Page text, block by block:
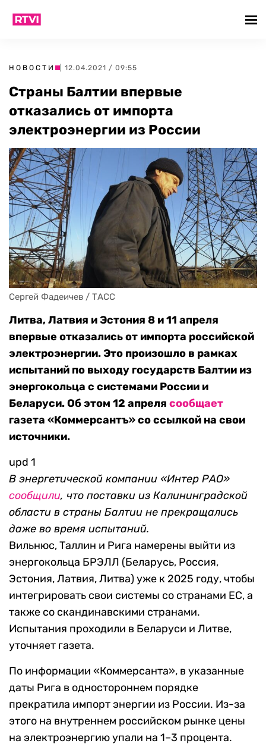
НОВОСТИ | 12.04.2021 / 09:55
Страны Балтии впервые
отказались от импорта
электроэнергии из России
Сергей Фадеичев / ТАСС
Литва, Латвия и Эстония 8 и 11 апреля
впервые отказались от импорта российской
электроэнергии. Это произошло в рамках
испытаний по выходу государств Балтии из
энергокольца с системами России и
Беларуси. Об этом 12 апреля сообщает
газета «Коммерсантъ» со ссылкой на свои
источники.
upd 1
В энергетической компании «Интер РАО»
сообщили, что поставки из Калининградской
области в страны Балтии не прекращались
даже во время испытаний.
Вильнюс, Таллин и Рига намерены выйти из
энергокольца БРЭЛЛ (Беларусь, Россия,
Эстония, Латвия, Литва) уже к 2025 году, чтобы
интегрировать свои системы со странами ЕС, а
также со скандинавскими странами.
Испытания проходили в Беларуси и Литве,
уточняет газета.
По информации «Коммерсанта», в указанные
даты Рига в одностороннем порядке
прекратила импорт энергии из России. Из-за
этого на внутреннем российском рынке цены
на электроэнергию упали на 1–3 процента.